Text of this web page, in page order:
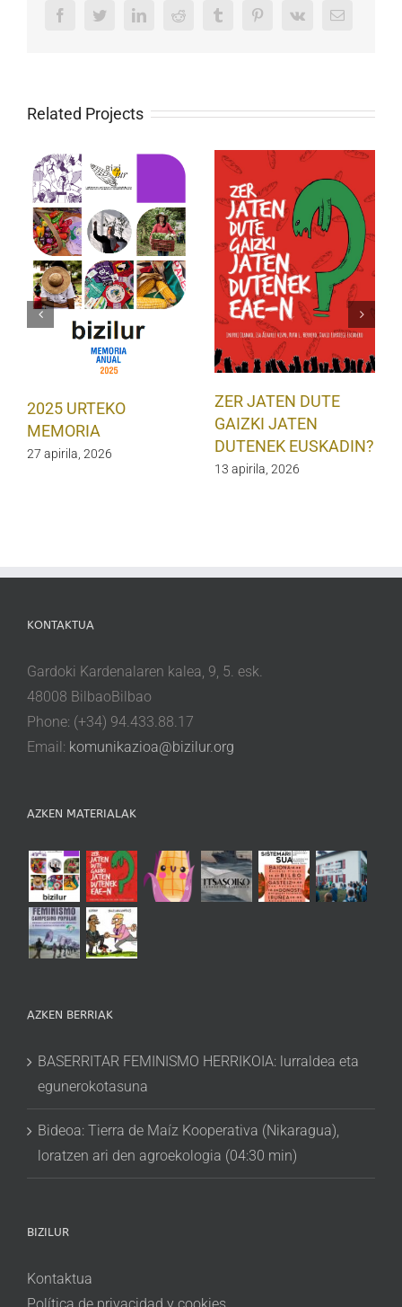
FacebookTwitterLinkedInReddit Tumblr PinterestVk Email
Related Projects
2025 URTEKO
MEMORIA
27 apirila, 2026
ZER JATEN DUTE
GAIZKI JATEN
DUTENEK EUSKADIN?
13 apirila, 2026
KONTAKTUA
Gardoki Kardenalaren kalea, 9, 5. esk.
48008 BilbaoBilbao
Phone: (+34) 94.433.88.17
Email: komunikazioa@bizilur.org
AZKEN MATERIALAK
AZKEN BERRIAK
BASERRITAR FEMINISMO HERRIKOIA: lurraldea eta
egunerokotasuna
Bideoa: Tierra de Maíz Kooperativa (Nikaragua),
loratzen ari den agroekologia (04:30 min)
BIZILUR
Kontaktua